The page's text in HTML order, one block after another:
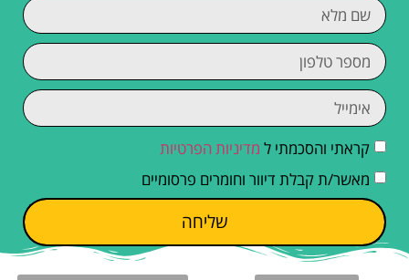
קראתי והסכמתי ל מדיניות הפרטיות
מאשר/ת קבלת דיוור וחומרים פרסומיים
שליחה